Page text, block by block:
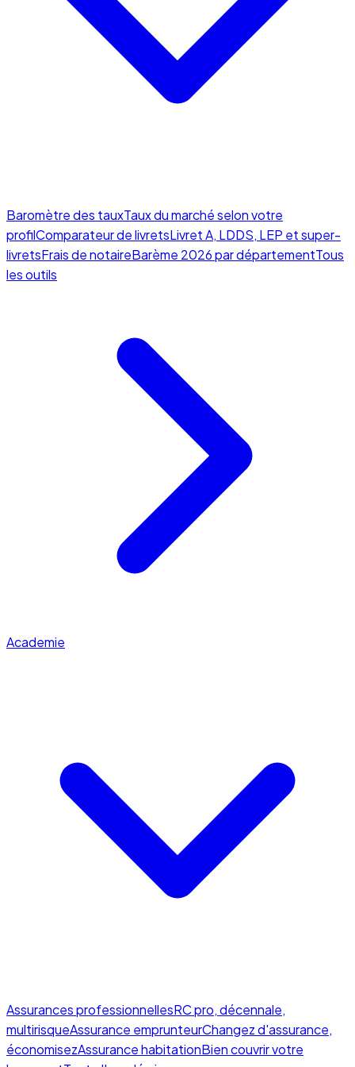
Baromètre des tauxTaux du marché selon votre
profilComparateur de livretsLivret A, LDDS, LEP et super-
livretsFrais de notaireBarème 2026 par départementTous
les outils
Academie
Assurances professionnellesRC pro, décennale,
multirisqueAssurance emprunteurChangez d'assurance,
économisezAssurance habitationBien couvrir votre